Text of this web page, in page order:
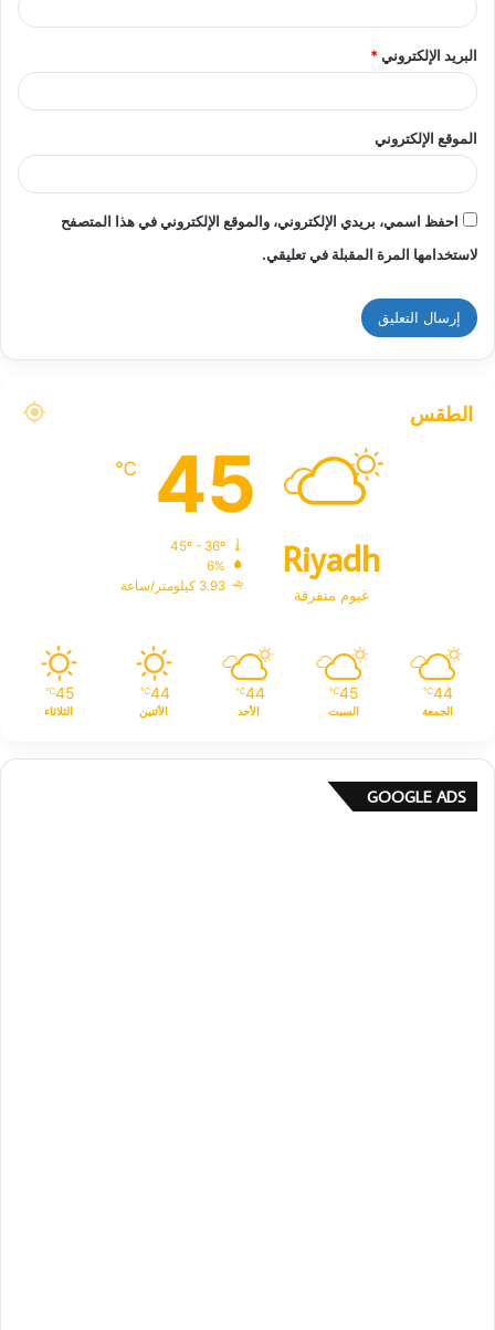
البريد الإلكتروني*
الموقع الإلكتروني
احفظ اسمي، بريدي الإلكتروني، والموقع الإلكتروني في هذا المتصفح
لاستخدامها المرة المقبلة في تعليقي.
الطقس
Riyadh
غيوم متفرقة
45
℃
6%
3.93 كيلومتر/ساعة
44
℃
الجمعة
45
℃
السبت
44
℃
الأحد
44
℃
الأثنين
45
℃
الثلاثاء
GOOGLE ADS